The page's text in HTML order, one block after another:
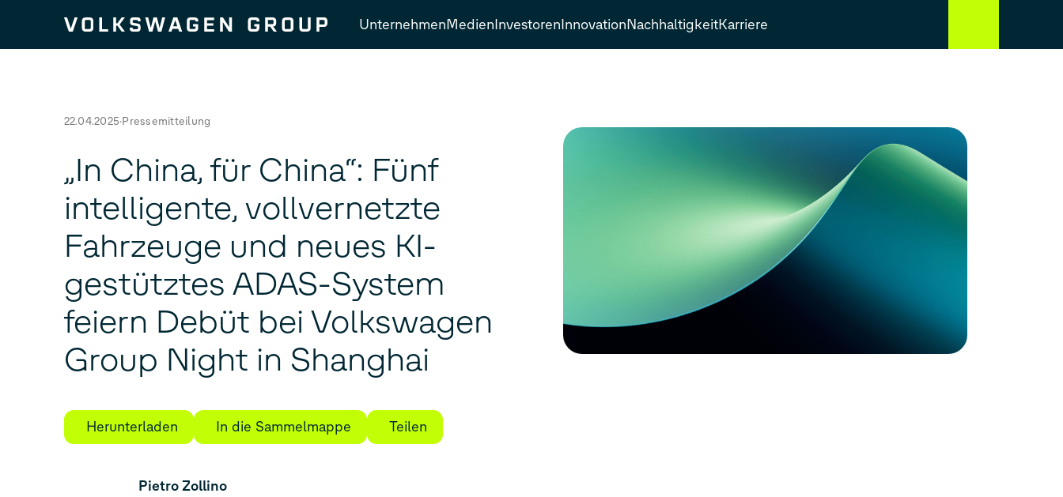
UnternehmenMedienInvestorenInnovationNachhaltigkeitKarriere
22.04.2025 Pressemitteilung
„In China, für China“: Fünf
intelligente, vollvernetzte
Fahrzeuge und neues KI-
gestütztes ADAS-System
feiern Debüt bei Volkswagen
Group Night in Shanghai
Herunterladen In die Sammelmappe Teilen
Pietro Zollino